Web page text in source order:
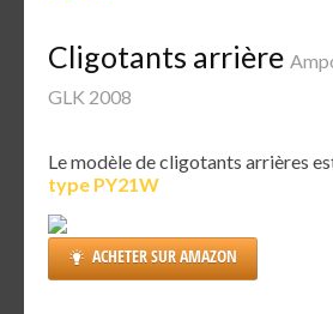
Cligotants arrière
GLK 2008
Le modèle de cligotants arrières
type PY21W
ACHETER SUR AMAZON